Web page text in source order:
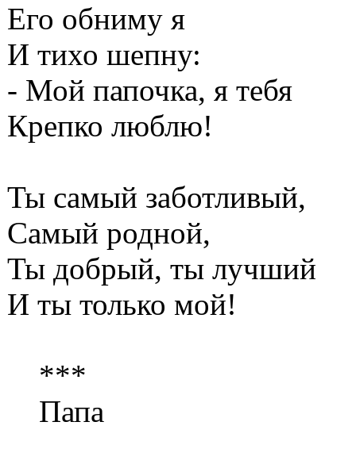
Его обниму я
И тихо шепну:
- Мой папочка, я тебя
Крепко люблю!
Ты самый заботливый,
Самый родной,
Ты добрый, ты лучший
И ты только мой!
***
Папа